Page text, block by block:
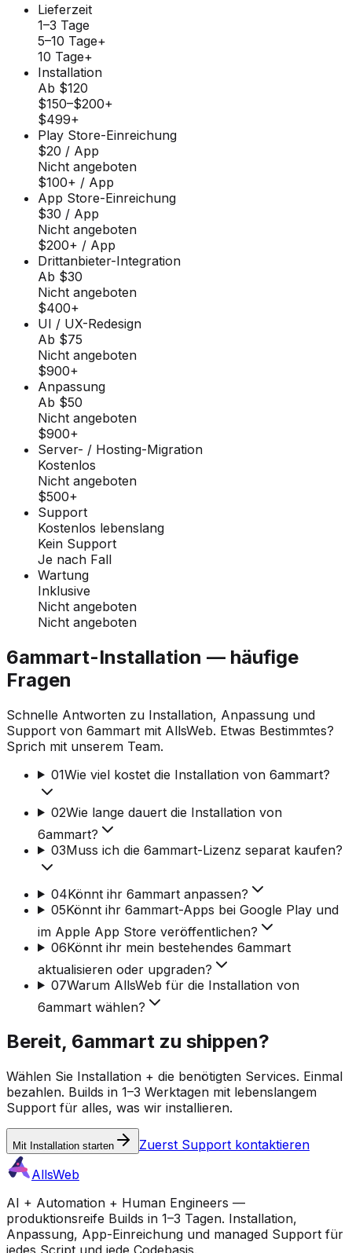
Lieferzeit
1–3 Tage
5–10 Tage+
10 Tage+
Installation
Ab $120
$150–$200+
$499+
Play Store-Einreichung
$20 / App
Nicht angeboten
$100+ / App
App Store-Einreichung
$30 / App
Nicht angeboten
$200+ / App
Drittanbieter-Integration
Ab $30
Nicht angeboten
$400+
UI / UX-Redesign
Ab $75
Nicht angeboten
$900+
Anpassung
Ab $50
Nicht angeboten
$900+
Server- / Hosting-Migration
Kostenlos
Nicht angeboten
$500+
Support
Kostenlos lebenslang
Kein Support
Je nach Fall
Wartung
Inklusive
Nicht angeboten
Nicht angeboten
6ammart-Installation — häufige
Fragen
Schnelle Antworten zu Installation, Anpassung und
Support von 6ammart mit AllsWeb. Etwas Bestimmtes?
Sprich mit unserem Team.
01Wie viel kostet die Installation von 6ammart?
02Wie lange dauert die Installation von
6ammart?
03Muss ich die 6ammart-Lizenz separat kaufen?
04Könnt ihr 6ammart anpassen?
05Könnt ihr 6ammart-Apps bei Google Play und
im Apple App Store veröffentlichen?
06Könnt ihr mein bestehendes 6ammart
aktualisieren oder upgraden?
07Warum AllsWeb für die Installation von
6ammart wählen?
Bereit, 6ammart zu shippen?
Wählen Sie Installation + die benötigten Services. Einmal
bezahlen. Builds in 1–3 Werktagen mit lebenslangem
Support für alles, was wir installieren.
Mit Installation starten
Zuerst Support kontaktieren
AllsWeb
AI + Automation + Human Engineers —
produktionsreife Builds in 1–3 Tagen. Installation,
Anpassung, App-Einreichung und managed Support für